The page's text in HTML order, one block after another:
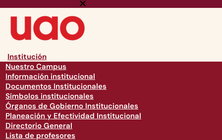
Institución
Nuestro Campus
Información institucional
Documentos Institucionales
Símbolos institucionales
Órganos de Gobierno Institucionales
Planeación y Efectividad Institucional
Directorio General
Lista de profesores